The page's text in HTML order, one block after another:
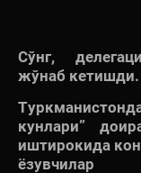
Сўнг,
жўнаб кетишди.
кунлари”
иштирокида